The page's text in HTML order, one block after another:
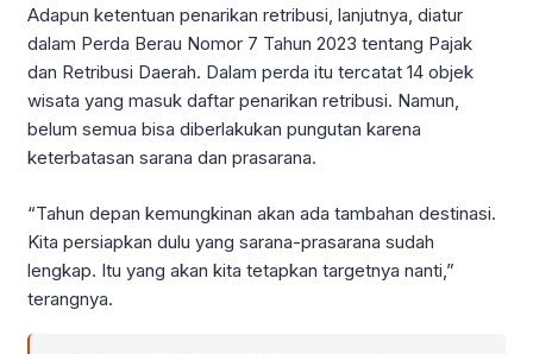
Adapun ketentuan penarikan retribusi, lanjutnya, diatur
dalam Perda Berau Nomor 7 Tahun 2023 tentang Pajak
dan Retribusi Daerah. Dalam perda itu tercatat 14 objek
wisata yang masuk daftar penarikan retribusi. Namun,
belum semua bisa diberlakukan pungutan karena
keterbatasan sarana dan prasarana.
“Tahun depan kemungkinan akan ada tambahan destinasi.
Kita persiapkan dulu yang sarana-prasarana sudah
lengkap. Itu yang akan kita tetapkan targetnya nanti,”
terangnya.